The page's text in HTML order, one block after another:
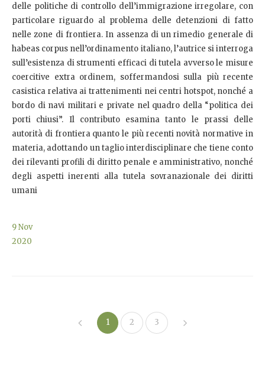
delle politiche di controllo dell’immigrazione irregolare, con
particolare riguardo al problema delle detenzioni di fatto
nelle zone di frontiera. In assenza di un rimedio generale di
habeas corpus nell’ordinamento italiano, l’autrice si interroga
sull’esistenza di strumenti efficaci di tutela avverso le misure
coercitive extra ordinem, soffermandosi sulla più recente
casistica relativa ai trattenimenti nei centri hotspot, nonché a
bordo di navi militari e private nel quadro della “politica dei
porti chiusi”. Il contributo esamina tanto le prassi delle
autorità di frontiera quanto le più recenti novità normative in
materia, adottando un taglio interdisciplinare che tiene conto
dei rilevanti profili di diritto penale e amministrativo, nonché
degli aspetti inerenti alla tutela sovranazionale dei diritti
umani
9Nov
2020
1 2 3